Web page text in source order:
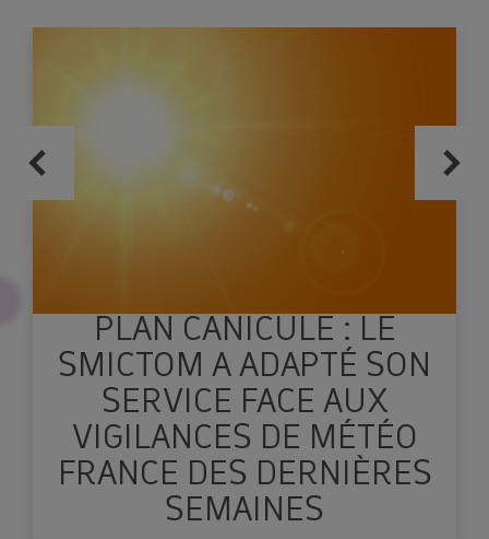
PLAN CANICULE : LE
SMICTOM A ADAPTÉ SON
SERVICE FACE AUX
VIGILANCES DE MÉTÉO
FRANCE DES DERNIÈRES
SEMAINES